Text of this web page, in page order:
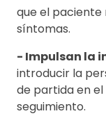
que el paciente
síntomas.
- Impulsan la
introducir la
de partida en
seguimiento.